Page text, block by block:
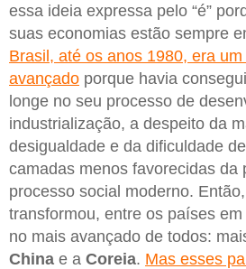
essa ideia expressa pelo “é”
suas economias estão sempre
Brasil, até os anos 1980, era
avançado porque havia
longe no seu processo de
industrialização, a despeito da
desigualdade e da dificuldade
camadas menos favorecidas da
processo social moderno.
transformou, entre os países
no mais avançado de todos:
China e a Coreia. Mas esses